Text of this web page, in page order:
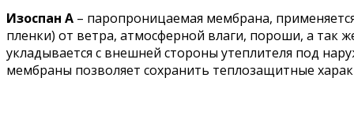
Изоспан А – паропроницаемая мембрана,
пленки) от ветра, атмосферной влаги, пороши, а так
укладывается с внешней стороны утеплителя под
мембраны позволяет сохранить теплозащитные